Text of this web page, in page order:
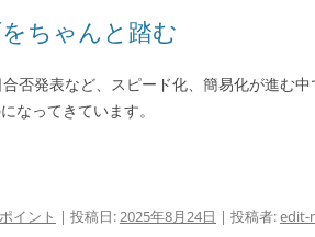
ちゃんと踏む
否発表など、スピード化、簡易化が進む
なってきています。
イント | 投稿日:2025年8月24日 | 投稿者:edit-